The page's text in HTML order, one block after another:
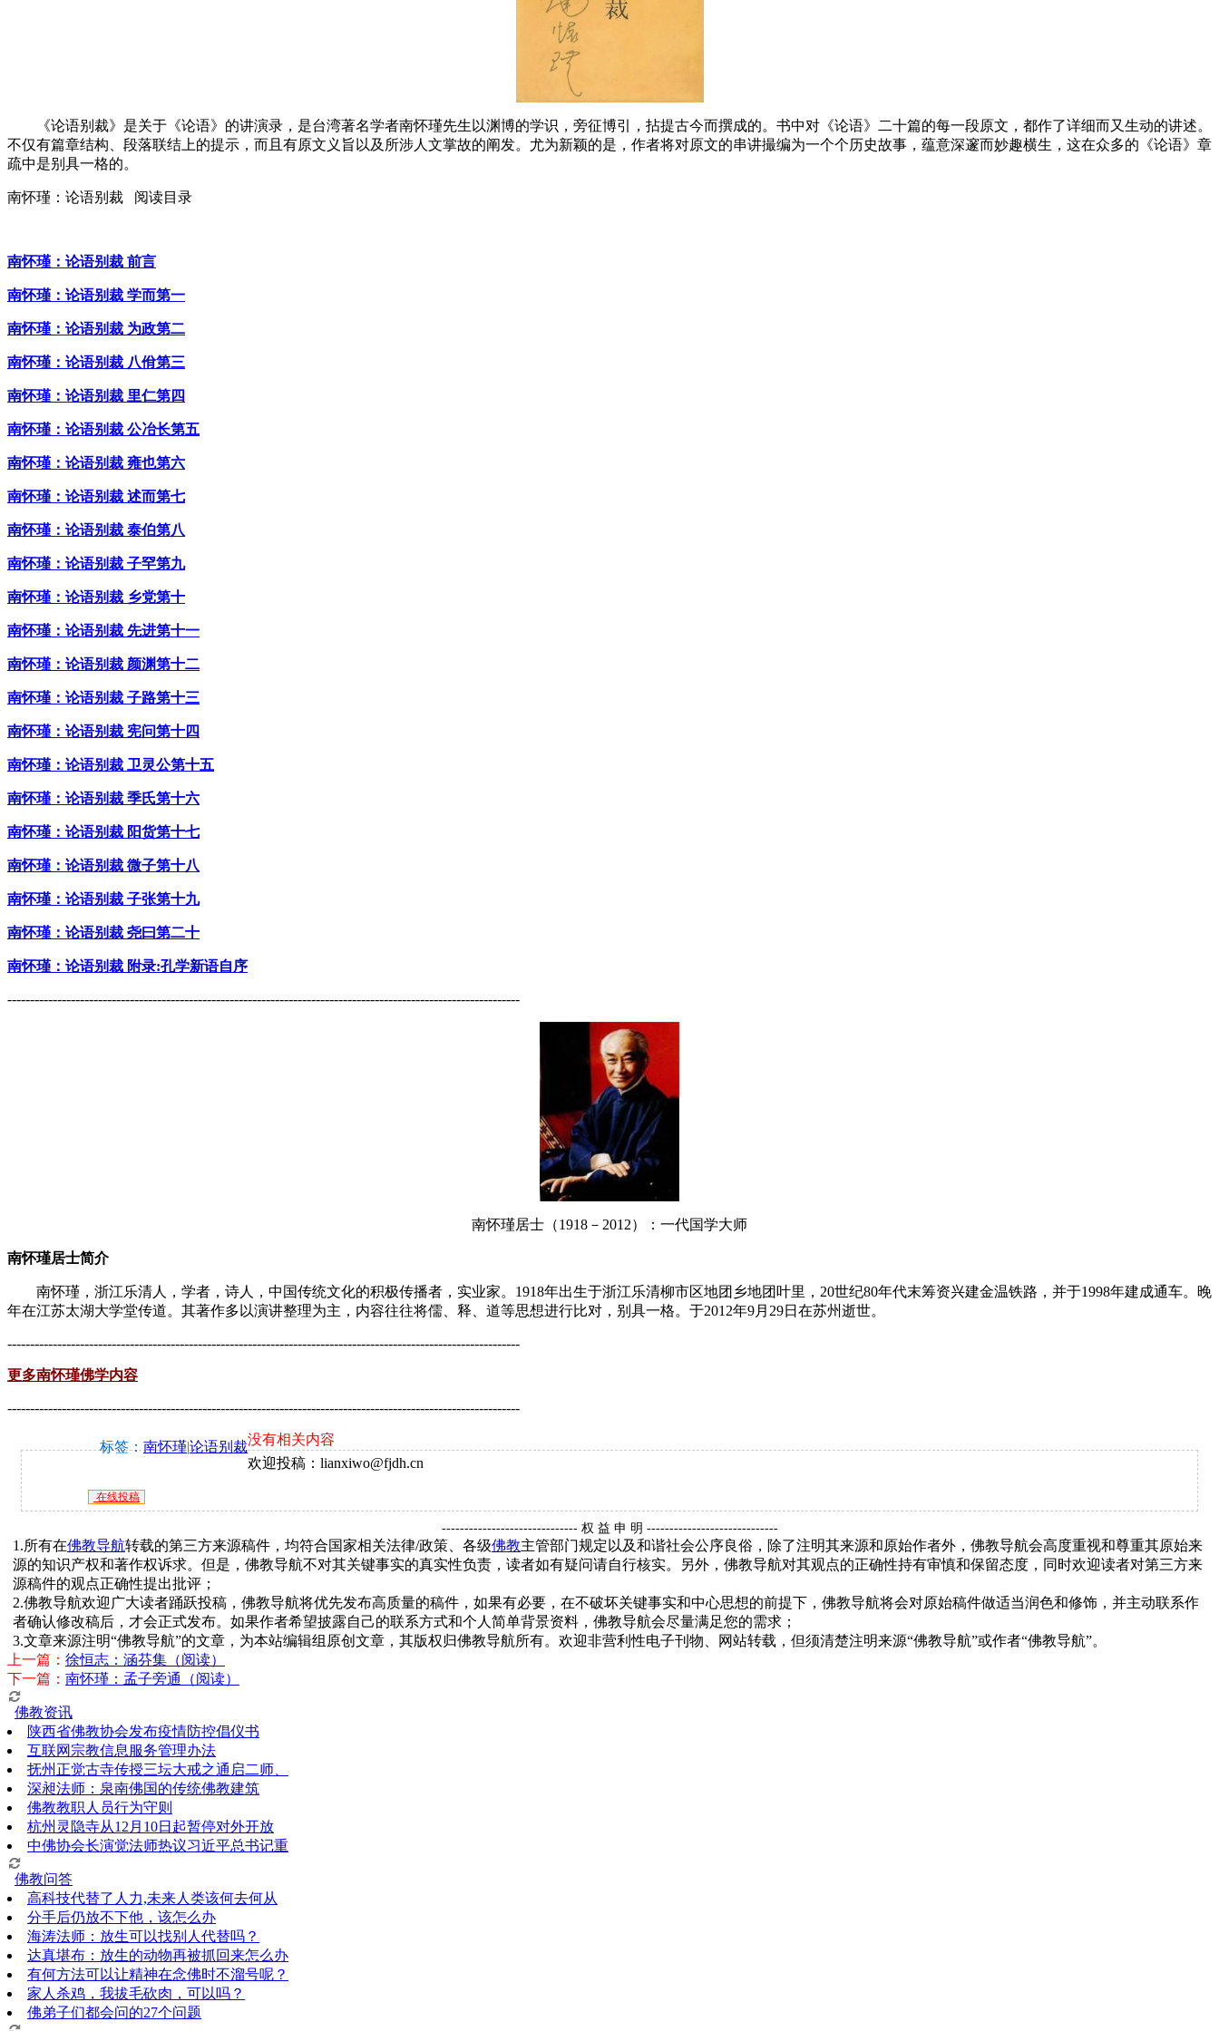
《论语别裁》是关于《论语》的讲演录，是台湾著名学者南怀瑾先生以渊博的学识，旁征博引，拈提古今而撰成的。书中对《论语》二十篇的每一段原文，都作了详细而又生动的讲述。
不仅有篇章结构、段落联结上的提示，而且有原文义旨以及所涉人文掌故的阐发。尤为新颖的是，作者将对原文的串讲撮编为一个个历史故事，蕴意深邃而妙趣横生，这在众多的《论语》章
疏中是别具一格的。
南怀瑾：论语别裁 阅读目录
南怀瑾：论语别裁 前言
南怀瑾：论语别裁 学而第一
南怀瑾：论语别裁 为政第二
南怀瑾：论语别裁 八佾第三
南怀瑾：论语别裁 里仁第四
南怀瑾：论语别裁 公冶长第五
南怀瑾：论语别裁 雍也第六
南怀瑾：论语别裁 述而第七
南怀瑾：论语别裁 泰伯第八
南怀瑾：论语别裁 子罕第九
南怀瑾：论语别裁 乡党第十
南怀瑾：论语别裁 先进第十一
南怀瑾：论语别裁 颜渊第十二
南怀瑾：论语别裁 子路第十三
南怀瑾：论语别裁 宪问第十四
南怀瑾：论语别裁 卫灵公第十五
南怀瑾：论语别裁 季氏第十六
南怀瑾：论语别裁 阳货第十七
南怀瑾：论语别裁 微子第十八
南怀瑾：论语别裁 子张第十九
南怀瑾：论语别裁 尧曰第二十
南怀瑾：论语别裁 附录:孔学新语自序
-----------------------------------------------------------------------------------------------------------------
南怀瑾居士（1918－2012）：一代国学大师
南怀瑾居士简介
南怀瑾，浙江乐清人，学者，诗人，中国传统文化的积极传播者，实业家。1918年出生于浙江乐清柳市区地团乡地团叶里，20世纪80年代末筹资兴建金温铁路，并于1998年建成通车。晚
年在江苏太湖大学堂传道。其著作多以演讲整理为主，内容往往将儒、释、道等思想进行比对，别具一格。于2012年9月29日在苏州逝世。
-----------------------------------------------------------------------------------------------------------------
更多南怀瑾佛学内容
-----------------------------------------------------------------------------------------------------------------
标签：南怀瑾|论语别裁没有相关内容
欢迎投稿：lianxiwo@fjdh.cn
在线投稿
------------------------------ 权 益 申 明 -----------------------------
1.所有在佛教导航转载的第三方来源稿件，均符合国家相关法律/政策、各级佛教主管部门规定以及和谐社会公序良俗，除了注明其来源和原始作者外，佛教导航会高度重视和尊重其原始来
源的知识产权和著作权诉求。但是，佛教导航不对其关键事实的真实性负责，读者如有疑问请自行核实。另外，佛教导航对其观点的正确性持有审慎和保留态度，同时欢迎读者对第三方来
源稿件的观点正确性提出批评；
2.佛教导航欢迎广大读者踊跃投稿，佛教导航将优先发布高质量的稿件，如果有必要，在不破坏关键事实和中心思想的前提下，佛教导航将会对原始稿件做适当润色和修饰，并主动联系作
者确认修改稿后，才会正式发布。如果作者希望披露自己的联系方式和个人简单背景资料，佛教导航会尽量满足您的需求；
3.文章来源注明“佛教导航”的文章，为本站编辑组原创文章，其版权归佛教导航所有。欢迎非营利性电子刊物、网站转载，但须清楚注明来源“佛教导航”或作者“佛教导航”。
上一篇： 徐恒志：涵芬集（阅读）
下一篇： 南怀瑾：孟子旁通（阅读）
佛教资讯
陕西省佛教协会发布疫情防控倡仪书
互联网宗教信息服务管理办法
抚州正觉古寺传授三坛大戒之通启二师、
深昶法师：泉南佛国的传统佛教建筑
佛教教职人员行为守则
杭州灵隐寺从12月10日起暂停对外开放
中佛协会长演觉法师热议习近平总书记重
佛教问答
高科技代替了人力,未来人类该何去何从
分手后仍放不下他，该怎么办
海涛法师：放生可以找别人代替吗？
达真堪布：放生的动物再被抓回来怎么办
有何方法可以让精神在念佛时不溜号呢？
家人杀鸡，我拔毛砍肉，可以吗？
佛弟子们都会问的27个问题